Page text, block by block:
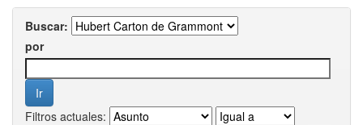
Buscar:
por
Filtros actuales: